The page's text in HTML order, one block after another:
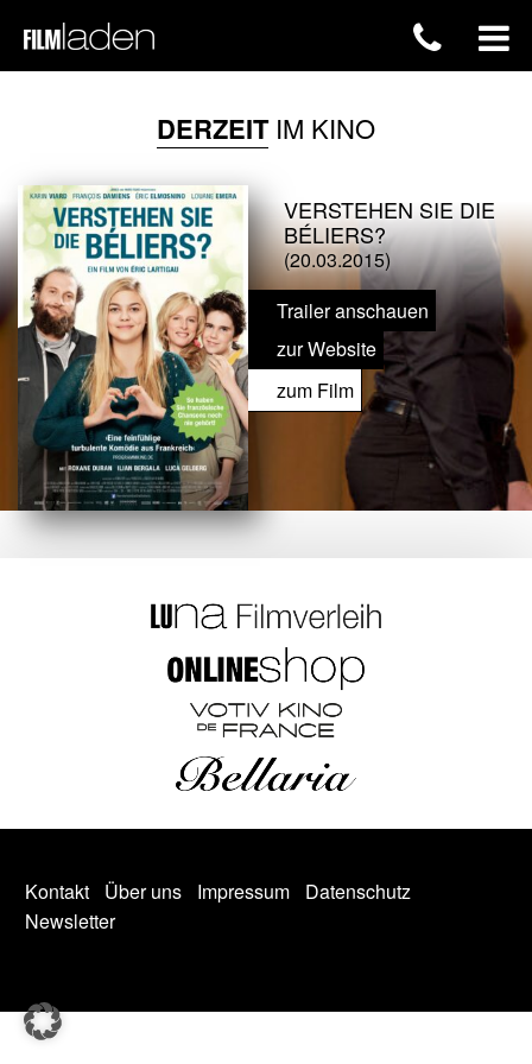
DERZEITIM KINO
VERSTEHEN SIE DIE
BÉLIERS?
(20.03.2015)
Trailer anschauen
zur Website
zum Film
Kontakt Über uns Impressum
Datenschutz
Newsletter